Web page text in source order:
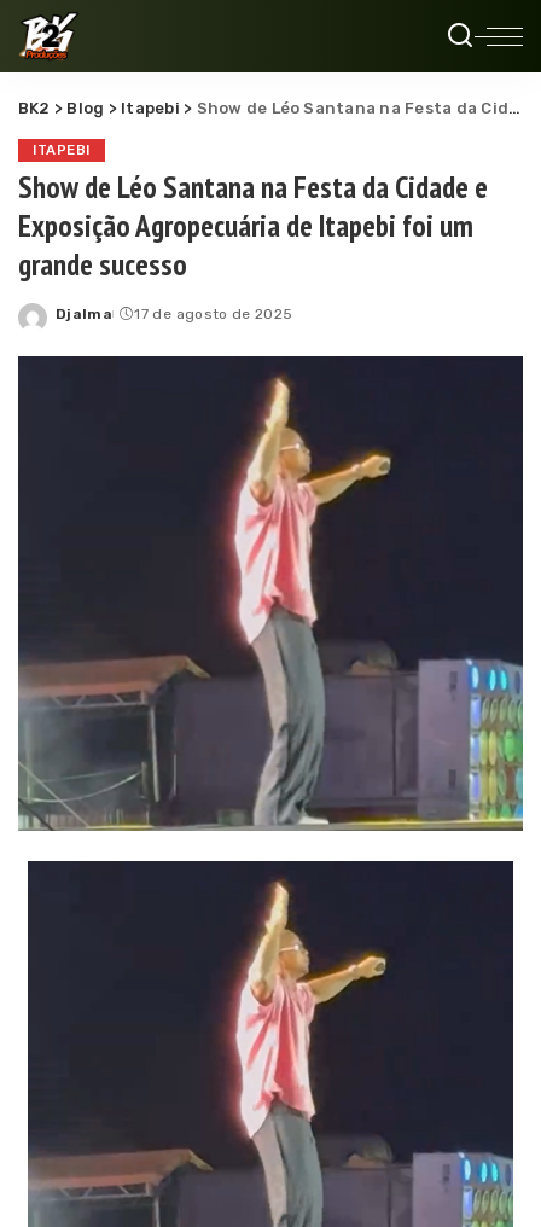
BK2 > Blog > Itapebi > Show de Léo Santana na Festa da Cidade e Exposição Agropecuária de Itapebi foi um grande sucesso
ITAPEBI
Show de Léo Santana na Festa da Cidade e
Exposição Agropecuária de Itapebi foi um
grande sucesso
Posted
Djalma 17 de agosto de 2025